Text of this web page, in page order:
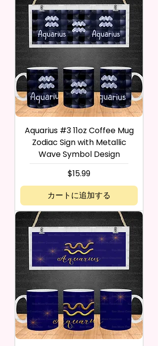
Aquarius #3 11oz Coffee Mug
Zodiac Sign with Metallic
Wave Symbol Design
価格
$15.99
カートに追加する